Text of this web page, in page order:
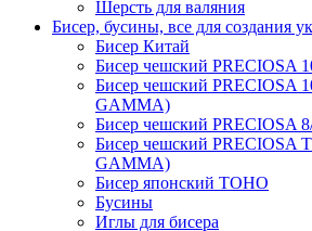
Шерсть для валяния
Бисер, бусины, все для создания
Бисер Китай
Бисер чешский PRECIOSA
Бисер чешский PRECIOSA
GAMMA)
Бисер чешский PRECIOSA
Бисер чешский PRECIOSA
GAMMA)
Бисер японский TOHO
Бусины
Иглы для бисера